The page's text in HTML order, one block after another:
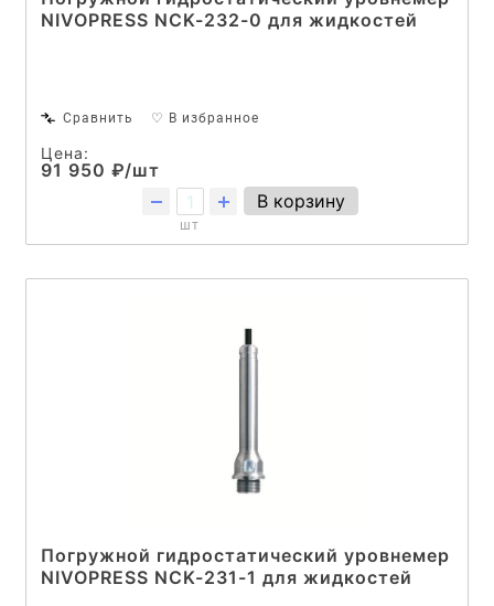
NIVOPRESS NCK-232-0 для жидкостей
Сравнить ♡ В избранное
Цена:
91 950 ₽/шт
шт
В корзину
Погружной гидростатический уровнемер
NIVOPRESS NCK-231-1 для жидкостей